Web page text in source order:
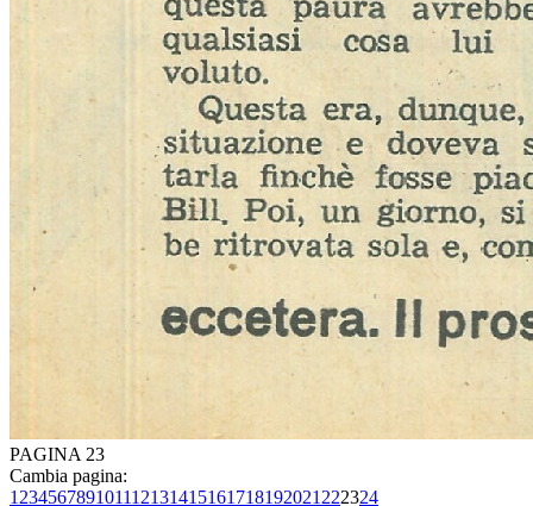
PAGINA 23
Cambia pagina:
1 23456789101112131415161718192021 222324